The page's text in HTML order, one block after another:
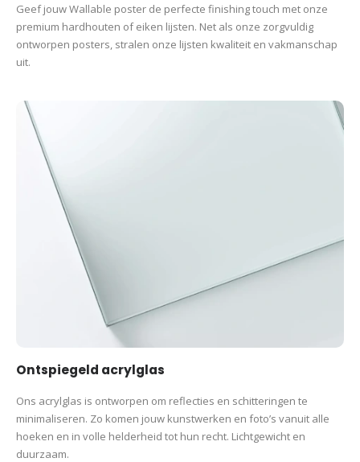
Geef jouw Wallable poster de perfecte finishing touch met onze
premium hardhouten of eiken lijsten. Net als onze zorgvuldig
ontworpen posters, stralen onze lijsten kwaliteit en vakmanschap
uit.
Ontspiegeld acrylglas
Ons acrylglas is ontworpen om reflecties en schitteringen te
minimaliseren. Zo komen jouw kunstwerken en foto’s vanuit alle
hoeken en in volle helderheid tot hun recht. Lichtgewicht en
duurzaam.